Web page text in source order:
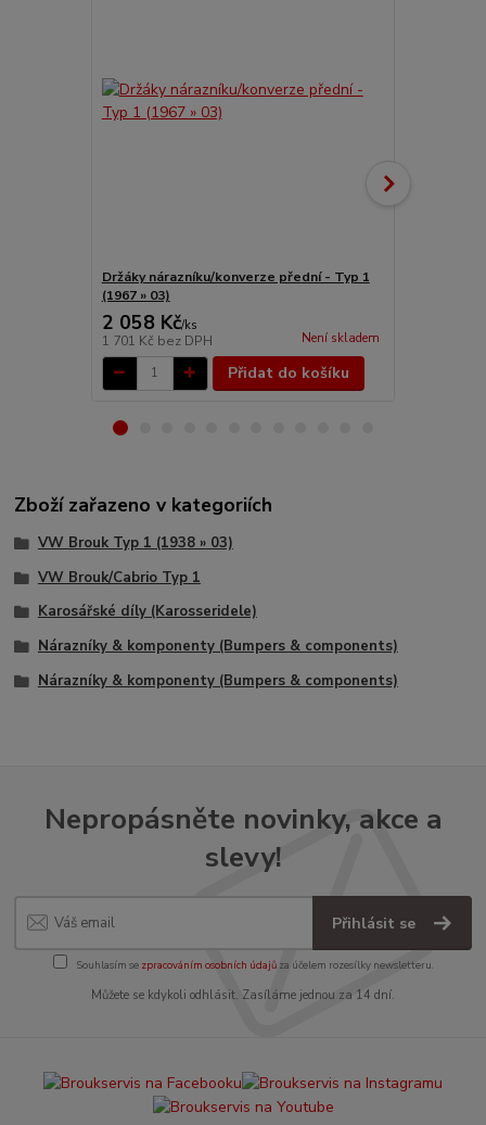
Držáky nárazníku/konverze přední - Typ 1
(1967 » 03)
2 058 Kč/ks
1 701 Kč bez DPH Není skladem
Přidat do košíku
Zboží zařazeno v kategoriích
VW Brouk Typ 1 (1938 » 03)
VW Brouk/Cabrio Typ 1
Karosářské díly (Karosseridele)
Nárazníky & komponenty (Bumpers & components)
Nárazníky & komponenty (Bumpers & components)
Nepropásněte novinky, akce a
slevy!
Přihlásit se
Souhlasím se zpracováním osobních údajůza účelem rozesílky newsletteru.
Můžete se kdykoli odhlásit. Zasíláme jednou za 14 dní.